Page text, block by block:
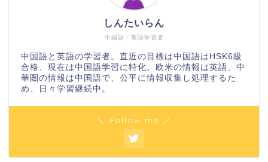
中国語・英語学習者
しんたいらん
中国語と英語の学習者。直近の目標は中国語はHSK6級
合格、現在は中国語学習に特化。欧米の情報は英語、中
華圏の情報は中国語で、公平に情報収集し処理するた
め、日々学習継続中。
＼ Follow me ／